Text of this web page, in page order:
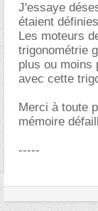
J'essaye
étaient
Les moteurs
trigonométrie
plus ou moins
avec cette
Merci à toute
mémoire
-----